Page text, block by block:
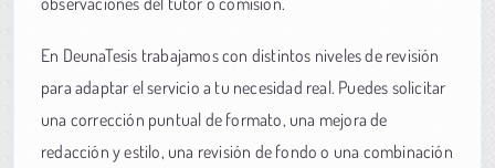
En DeunaTesis trabajamos con distintos niveles de revisión
para adaptar el servicio a tu necesidad real. Puedes solicitar
una corrección puntual de formato, una mejora de
redacción y estilo, una revisión de fondo o una combinación